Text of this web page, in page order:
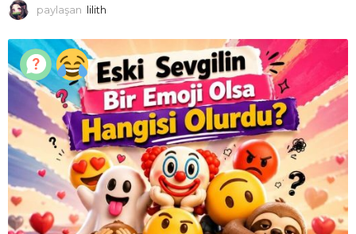
paylaşan lilith